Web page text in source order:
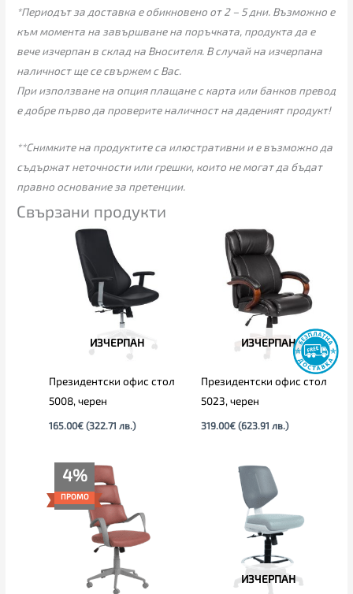
*Периодът за доставка е обикновено от 2 – 5 дни. Възможно е
към момента на завършване на поръчката, продукта да е
вече изчерпан в склад на Вносителя. В случай на изчерпана
наличност ще се свържем с Вас.
При използване на опция плащане с карта или банков превод
е добре първо да проверите наличност на даденият продукт!
**Снимките на продуктите са илюстративни и е възможно да
съдържат неточности или грешки, които не могат да бъдат
правно основание за претенции.
Свързани продукти
ИЗЧЕРПАН
Президентски офис стол
5008, черен
165.00€ (322.71 лв.)
ИЗЧЕРПАН
Президентски офис стол
5023, черен
319.00€ (623.91 лв.)
4%
ПРОМО
135.00€
ИЗЧЕРПАН